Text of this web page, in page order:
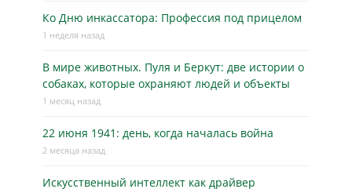
Ко Дню инкассатора: Профессия под прицелом
1 неделя назад
В мире животных. Пуля и Беркут: две истории о
собаках, которые охраняют людей и объекты
1 месяц назад
22 июня 1941: день, когда началась война
2 месяца назад
Искусственный интеллект как драйвер